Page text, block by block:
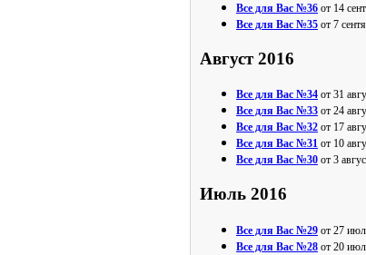
Все для Вас №36 от 14
Все для Вас №35 от 7
Август 2016
Все для Вас №34 от 31
Все для Вас №33 от 24
Все для Вас №32 от 17
Все для Вас №31 от 10
Все для Вас №30 от 3
Июль 2016
Все для Вас №29 от 27
Все для Вас №28 от 20